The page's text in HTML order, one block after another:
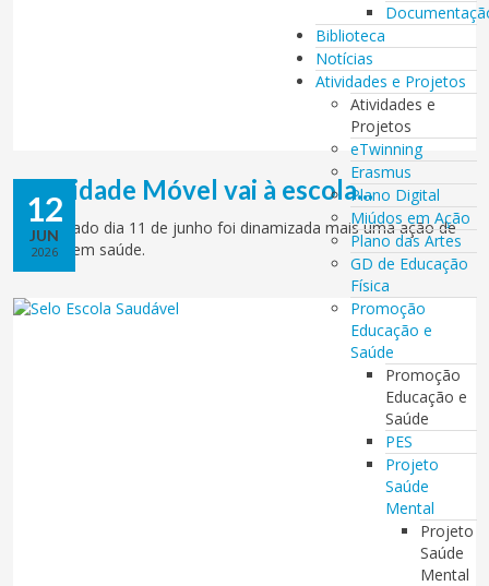
Biblioteca
Notícias
Atividades e Projetos
Atividades e
Projetos
eTwinning
Erasmus
Plano Digital
Miúdos em Ação
Plano das Artes
GD de Educação
Física
Promoção
Educação e
Saúde
Promoção
Educação e
Saúde
PES
Projeto
Saúde
Mental
Projeto
Saúde
Mental
12
JUN
2026
A Unidade Móvel vai à escola...
No passado dia 11 de junho foi dinamizada mais uma ação de
literacia em saúde.